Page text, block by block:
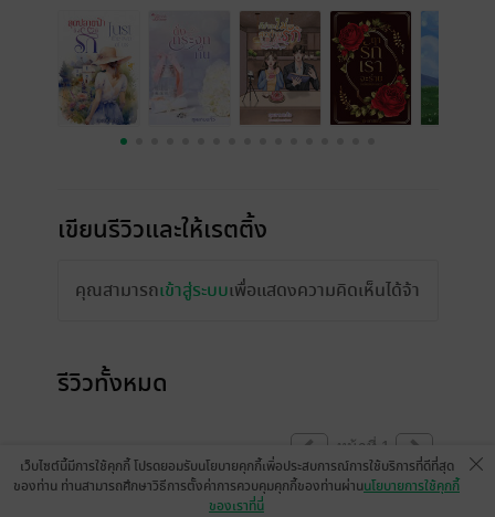
เขียนรีวิวและให้เรตติ้ง
คุณสามารถเข้าสู่ระบบเพื่อแสดงความคิดเห็นได้จ้า
รีวิวทั้งหมด
หน้าที่ 1
เว็บไซต์นี้มีการใช้คุกกี้ โปรดยอมรับนโยบายคุกกี้เพื่อประสบการณ์การใช้บริการที่ดีที่สุด
ของท่าน ท่านสามารถศึกษาวิธีการตั้งค่าการควบคุมคุกกี้ของท่านผ่านนโยบายการใช้คุกกี้
ของเราที่นี่